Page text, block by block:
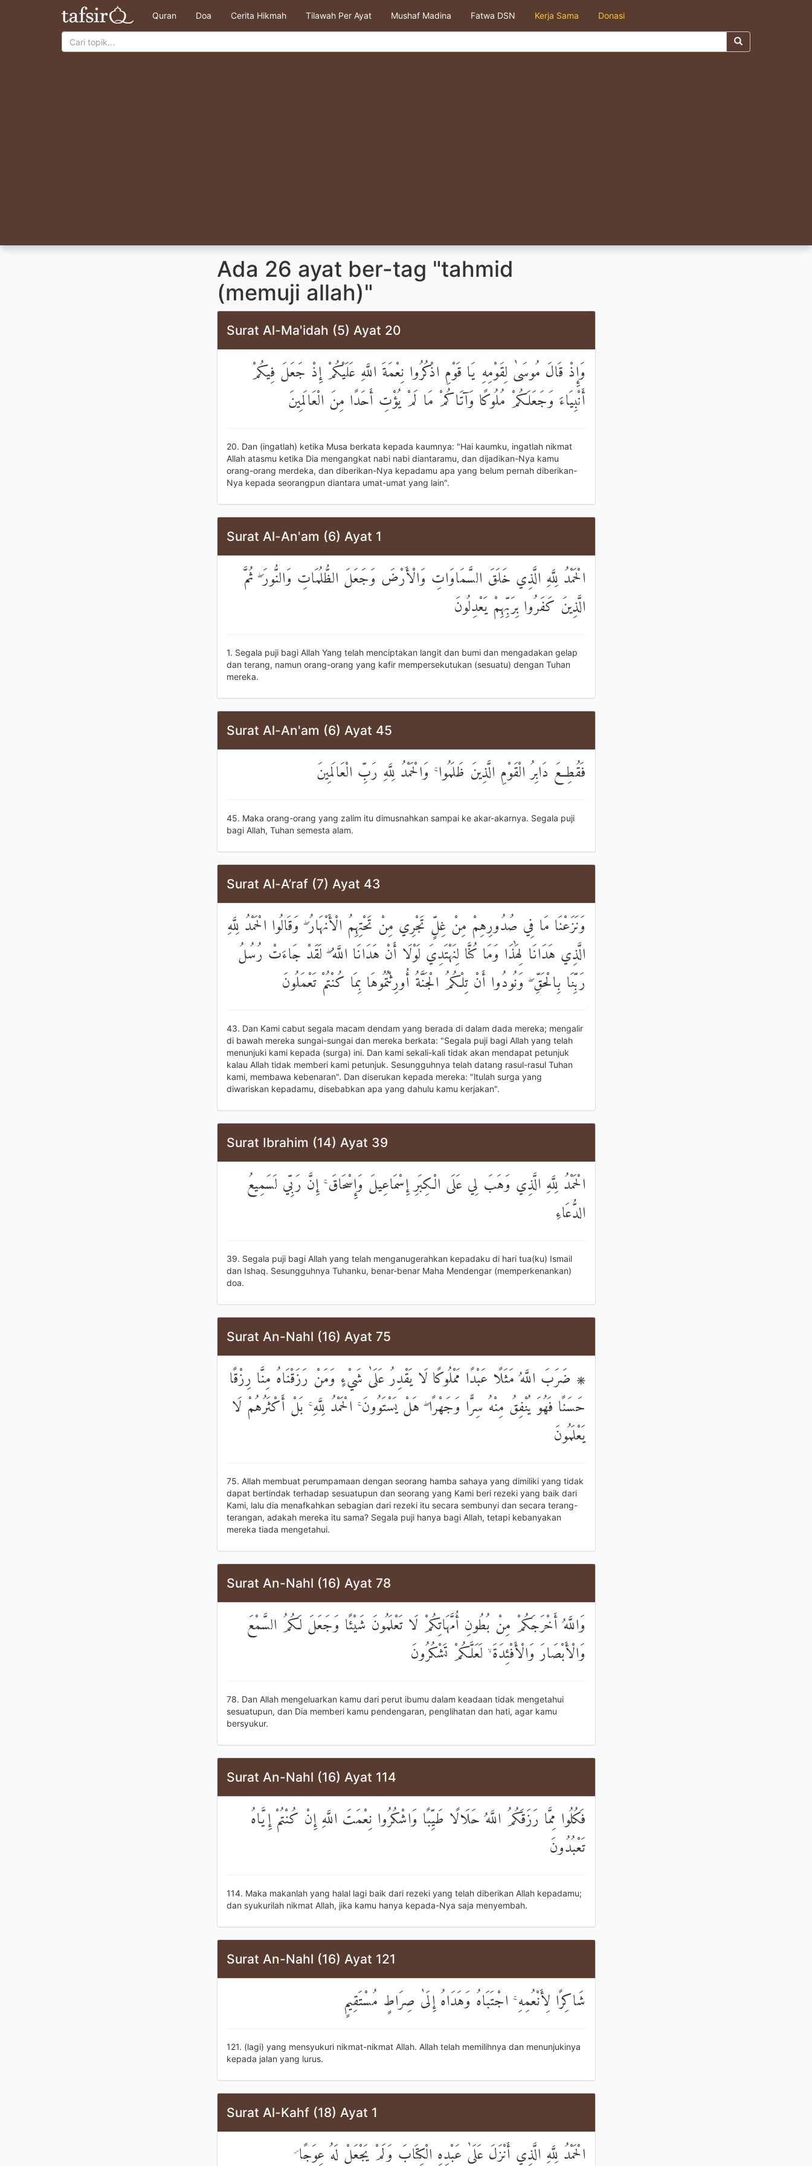
Quran Doa Cerita Hikmah Tilawah Per Ayat Mushaf Madina Fatwa DSN Kerja Sama Donasi
Ada 26 ayat ber-tag "tahmid
(memuji allah)"
Surat Al-Ma'idah (5) Ayat 20
وَإِذْ قَالَ مُوسَىٰ لِقَوْمِهِ يَا قَوْمِ اذْكُرُوا نِعْمَةَ اللَّهِ عَلَيْكُمْ إِذْ جَعَلَ فِيكُمْ
أَنْبِيَاءَ وَجَعَلَكُمْ مُلُوكًا وَآتَاكُمْ مَا لَمْ يُؤْتِ أَحَدًا مِنَ الْعَالَمِينَ
20. Dan (ingatlah) ketika Musa berkata kepada kaumnya: "Hai kaumku, ingatlah nikmat
Allah atasmu ketika Dia mengangkat nabi nabi diantaramu, dan dijadikan-Nya kamu
orang-orang merdeka, dan diberikan-Nya kepadamu apa yang belum pernah diberikan-
Nya kepada seorangpun diantara umat-umat yang lain".
Surat Al-An'am (6) Ayat 1
الْحَمْدُ لِلَّهِ الَّذِي خَلَقَ السَّمَاوَاتِ وَالْأَرْضَ وَجَعَلَ الظُّلُمَاتِ وَالنُّورَ ۖ ثُمَّ
الَّذِينَ كَفَرُوا بِرَبِّهِمْ يَعْدِلُونَ
1. Segala puji bagi Allah Yang telah menciptakan langit dan bumi dan mengadakan gelap
dan terang, namun orang-orang yang kafir mempersekutukan (sesuatu) dengan Tuhan
mereka.
Surat Al-An'am (6) Ayat 45
فَقُطِعَ دَابِرُ الْقَوْمِ الَّذِينَ ظَلَمُوا ۚ وَالْحَمْدُ لِلَّهِ رَبِّ الْعَالَمِينَ
45. Maka orang-orang yang zalim itu dimusnahkan sampai ke akar-akarnya. Segala puji
bagi Allah, Tuhan semesta alam.
Surat Al-A’raf (7) Ayat 43
وَنَزَعْنَا مَا فِي صُدُورِهِمْ مِنْ غِلٍّ تَجْرِي مِنْ تَحْتِهِمُ الْأَنْهَارُ ۖ وَقَالُوا الْحَمْدُ لِلَّهِ
الَّذِي هَدَانَا لِهَٰذَا وَمَا كُنَّا لِنَهْتَدِيَ لَوْلَا أَنْ هَدَانَا اللَّهُ ۖ لَقَدْ جَاءَتْ رُسُلُ
رَبِّنَا بِالْحَقِّ ۖ وَنُودُوا أَنْ تِلْكُمُ الْجَنَّةُ أُورِثْتُمُوهَا بِمَا كُنْتُمْ تَعْمَلُونَ
43. Dan Kami cabut segala macam dendam yang berada di dalam dada mereka; mengalir
di bawah mereka sungai-sungai dan mereka berkata: "Segala puji bagi Allah yang telah
menunjuki kami kepada (surga) ini. Dan kami sekali-kali tidak akan mendapat petunjuk
kalau Allah tidak memberi kami petunjuk. Sesungguhnya telah datang rasul-rasul Tuhan
kami, membawa kebenaran". Dan diserukan kepada mereka: "ltulah surga yang
diwariskan kepadamu, disebabkan apa yang dahulu kamu kerjakan".
Surat Ibrahim (14) Ayat 39
الْحَمْدُ لِلَّهِ الَّذِي وَهَبَ لِي عَلَى الْكِبَرِ إِسْمَاعِيلَ وَإِسْحَاقَ ۚ إِنَّ رَبِّي لَسَمِيعُ
الدُّعَاءِ
39. Segala puji bagi Allah yang telah menganugerahkan kepadaku di hari tua(ku) Ismail
dan Ishaq. Sesungguhnya Tuhanku, benar-benar Maha Mendengar (memperkenankan)
doa.
Surat An-Nahl (16) Ayat 75
۞ ضَرَبَ اللَّهُ مَثَلًا عَبْدًا مَمْلُوكًا لَا يَقْدِرُ عَلَىٰ شَيْءٍ وَمَنْ رَزَقْنَاهُ مِنَّا رِزْقًا
حَسَنًا فَهُوَ يُنْفِقُ مِنْهُ سِرًّا وَجَهْرًا ۖ هَلْ يَسْتَوُونَ ۚ الْحَمْدُ لِلَّهِ ۚ بَلْ أَكْثَرُهُمْ لَا
يَعْلَمُونَ
75. Allah membuat perumpamaan dengan seorang hamba sahaya yang dimiliki yang tidak
dapat bertindak terhadap sesuatupun dan seorang yang Kami beri rezeki yang baik dari
Kami, lalu dia menafkahkan sebagian dari rezeki itu secara sembunyi dan secara terang-
terangan, adakah mereka itu sama? Segala puji hanya bagi Allah, tetapi kebanyakan
mereka tiada mengetahui.
Surat An-Nahl (16) Ayat 78
وَاللَّهُ أَخْرَجَكُمْ مِنْ بُطُونِ أُمَّهَاتِكُمْ لَا تَعْلَمُونَ شَيْئًا وَجَعَلَ لَكُمُ السَّمْعَ
وَالْأَبْصَارَ وَالْأَفْئِدَةَ ۙ لَعَلَّكُمْ تَشْكُرُونَ
78. Dan Allah mengeluarkan kamu dari perut ibumu dalam keadaan tidak mengetahui
sesuatupun, dan Dia memberi kamu pendengaran, penglihatan dan hati, agar kamu
bersyukur.
Surat An-Nahl (16) Ayat 114
فَكُلُوا مِمَّا رَزَقَكُمُ اللَّهُ حَلَالًا طَيِّبًا وَاشْكُرُوا نِعْمَتَ اللَّهِ إِنْ كُنْتُمْ إِيَّاهُ
تَعْبُدُونَ
114. Maka makanlah yang halal lagi baik dari rezeki yang telah diberikan Allah kepadamu;
dan syukurilah nikmat Allah, jika kamu hanya kepada-Nya saja menyembah.
Surat An-Nahl (16) Ayat 121
شَاكِرًا لِأَنْعُمِهِ ۚ اجْتَبَاهُ وَهَدَاهُ إِلَىٰ صِرَاطٍ مُسْتَقِيمٍ
121. (lagi) yang mensyukuri nikmat-nikmat Allah. Allah telah memilihnya dan menunjukinya
kepada jalan yang lurus.
Surat Al-Kahf (18) Ayat 1
الْحَمْدُ لِلَّهِ الَّذِي أَنْزَلَ عَلَىٰ عَبْدِهِ الْكِتَابَ وَلَمْ يَجْعَلْ لَهُ عِوَجًا ۜ